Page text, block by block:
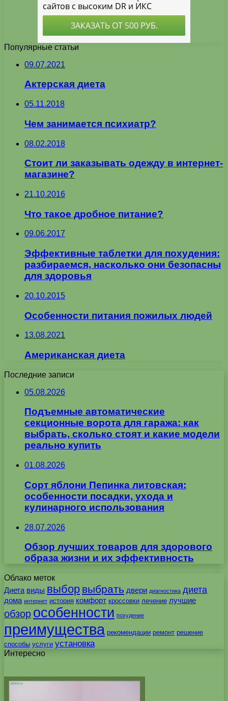
Популярные статьи
09.07.2021
Актерская диета
05.11.2018
Чем занимается психиатр?
08.02.2018
Стоит ли заказывать одежду в интернет-
магазине?
21.10.2016
Что такое дробное питание?
09.06.2017
Эффективные таблетки для похудения:
разбираемся, насколько они безопасны
для здоровья
20.10.2015
Особенности питания пожилых людей
13.08.2021
Американская диета
Последние записи
05.08.2026
Подъемные автоматические
секционные ворота для гаража: как
выбрать, сколько стоят и какие модели
реально купить
01.08.2026
Сорт яблони Пепинка литовская:
особенности посадки, ухода и
кулинарного использования
28.07.2026
Обзор лучших товаров для здорового
образа жизни и их эффективность
Облако меток
Диета виды выбор выбрать двери диагностика диета
дома интернет история комфорт кроссовки лечение лучшие
обзор особенности похудение
преимущества рекомендации ремонт решение
способы услуги установка
Интересно